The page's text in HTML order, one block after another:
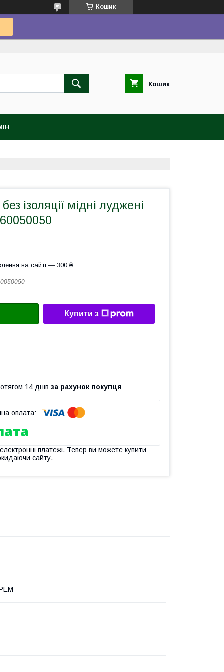
Кошик
Кошик
ізоляції мідні луджені
на сайті — 300 ₴
Купити з
14 днів за рахунок покупця
платежі. Тепер ви можете купити
сайту.